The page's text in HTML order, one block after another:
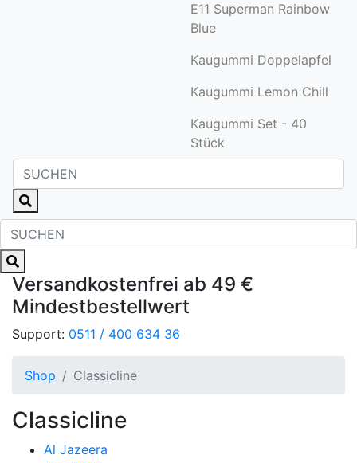
E11 Superman Rainbow
Blue
Kaugummi Doppelapfel
Kaugummi Lemon Chill
Kaugummi Set - 40
Stück
Versandkostenfrei ab 49 €
Mindestbestellwert
Support: 0511 / 400 634 36
Shop Classicline
Classicline
Al Jazeera